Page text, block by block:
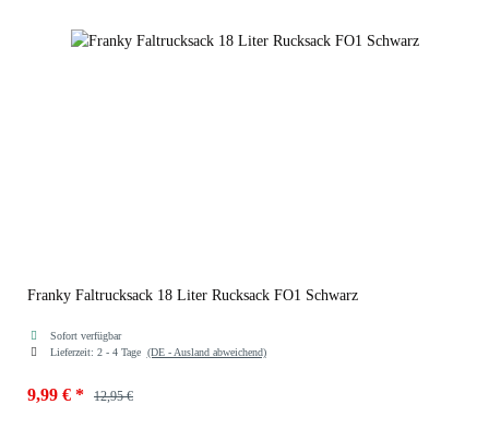
Franky Faltrucksack 18 Liter Rucksack FO1 Schwarz
Sofort verfügbar
Lieferzeit: 2 - 4 Tage (DE - Ausland abweichend)
9,99 € * 12,95 €